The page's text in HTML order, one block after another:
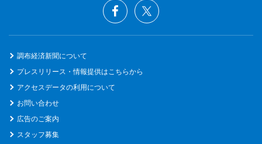
調布経済新聞について
プレスリリース・情報提供はこちらから
アクセスデータの利用について
お問い合わせ
広告のご案内
スタッフ募集